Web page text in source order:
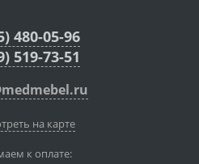
480-05-96
519-73-51
на карте
к оплате: